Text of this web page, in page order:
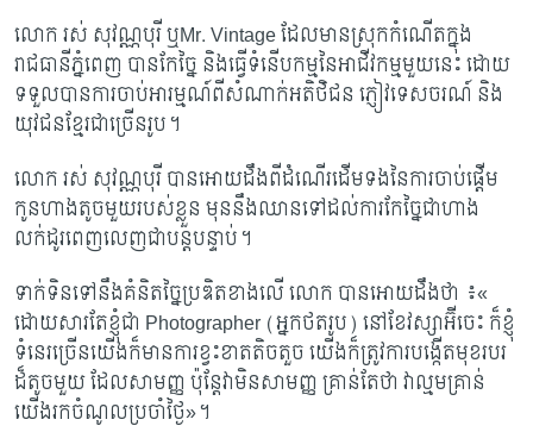
លោក រស់ សុវណ្ណបុរី ឬMr. Vintage ដែលមានស្រុកកំណើតក្នុង
រាជធានីភ្នំពេញ បានកែច្នៃ និងធ្វើទំនើបក​ម្មនៃអាជីវកម្មមួយនេះ ដោយ​
ទទួលបានការចាប់អារម្មណ៍ពីសំណាក់អតិថិជន ភ្ញៀវទេសចរណ៍ និង
យុវជនខ្មែរជាច្រើនរូប។
លោក រស់ សុវណ្ណបុរី បានអោយដឹងពីដំណើរដើមទងនៃការចាប់ផ្តើម
កូនហាងតូចមួយរបស់ខ្លួន មុននឹងឈានទៅដល់ការកែច្នៃជាហាង
លក់ដូរពេញលេញជាបន្តបន្ទាប់។
ទាក់ទិនទៅនឹងគំនិតច្នៃប្រឌិតខាងលើ លោក ​បានអោយដឹងថា ៖«
ដោយសារតែខ្ញុំជា Photographer (អ្នកថតរូប) នៅខែវស្សាអ៊ីចេះ ក៏ខ្ញុំ
ទំនេរច្រើនយើងក៏មានការខ្វះខាតតិចតួច យើងក៏ត្រូវការបង្កើតមុខរបរ
ដ៏តូចមួយ ដែលសាមញ្ញ ប៉ុន្តែវាមិនសាមញ្ញ គ្រាន់តែថា វាល្មមគ្រាន់
យើងរកចំណូលប្រចាំថ្ងៃ»។